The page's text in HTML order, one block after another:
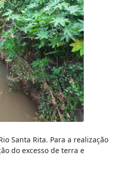
Santa Rita. Para a realização
do excesso de terra e